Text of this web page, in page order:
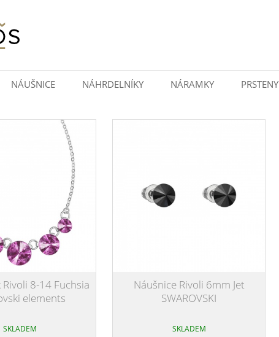
NÁUŠNICE NÁHRDELNÍKY NÁRAMKY PRSTENY
8-14 Fuchsia
elements
SKLADEM
Náušnice Rivoli 6mm Jet
SWAROVSKI
SKLADEM